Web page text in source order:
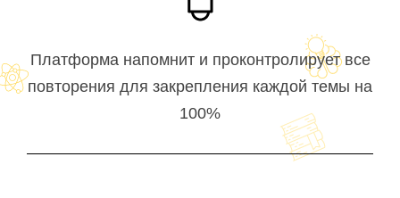
Платформа напомнит и проконтролирует все
повторения для закрепления каждой темы на
100%